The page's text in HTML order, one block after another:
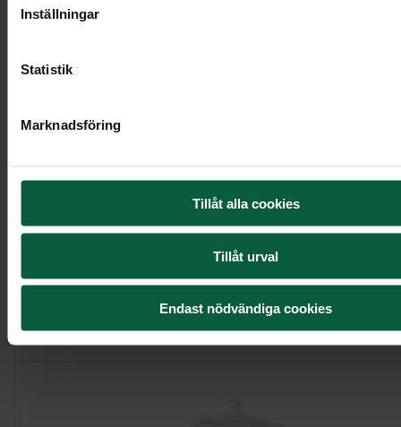
Inställningar
Statistik
Marknadsföring
Tillåt alla cookies
Tillåt urval
Endast nödvändiga cookies
Urndekoration - Morgonljus
895 kr